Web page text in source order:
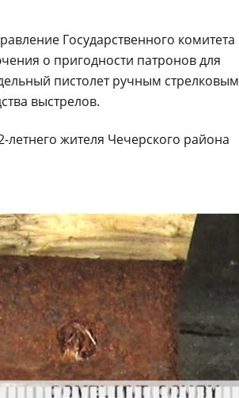
Государственного комитета
о пригодности патронов для
пистолет ручным стрелковым
выстрелов.
жителя Чечерского района